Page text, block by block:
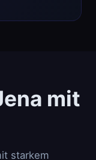
mit
starkem